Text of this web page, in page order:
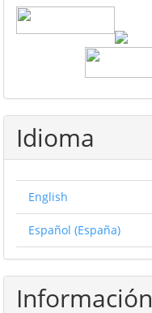
Idioma
English
Español (España)
Información